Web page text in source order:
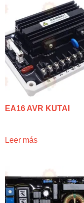
EA16 AVR KUTAI
Leer más